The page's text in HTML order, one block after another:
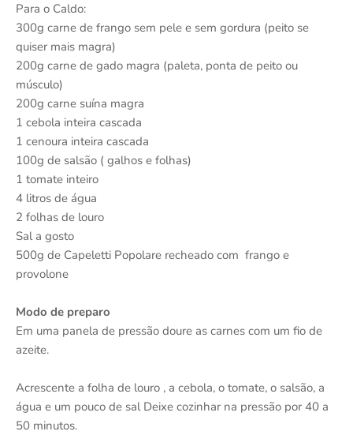
Para o Caldo:
300g carne de frango sem pele e sem gordura (peito se
quiser mais magra)
200g carne de gado magra (paleta, ponta de peito ou
músculo)
200g carne suína magra
1 cebola inteira cascada
1 cenoura inteira cascada
100g de salsão ( galhos e folhas)
1 tomate inteiro
4 litros de água
2 folhas de louro
Sal a gosto
500g de Capeletti Popolare recheado com frango e
provolone
Modo de preparo
Em uma panela de pressão doure as carnes com um fio de
azeite.
Acrescente a folha de louro , a cebola, o tomate, o salsão, a
água e um pouco de sal Deixe cozinhar na pressão por 40 a
50 minutos.